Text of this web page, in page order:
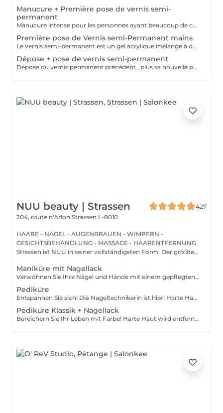
Manucure + Première pose de vernis semi-
permanent
Manucure intense pour les personnes ayant beaucoup de cuticules + appliquer vernis semi permanent.
Première pose de Vernis semi-Permanent mains
Le vernis semi-permanent est un gel acrylique mélangé à du vernis, appliqué sur l'ongle et durci par des UV. Il a la même texture qu'un vernis classique, est aussi liquide et a encore plus de brillance. Il reste impeccable, sans ternir et sans s'écailler jusqu'à 18 jours.
Dépose + pose de vernis semi-permanent
Dépose du vernis permanent précédent , plus sa nouvelle pose.
NUU beauty | Strassen
427
204, route d'Arlon Strassen L-8010
HAARE - NÄGEL - AUGENBRAUEN - WIMPERN -
GESICHTSBEHANDLUNG - MASSAGE - HAARENTFERNUNG
Strassen ist NUU in seiner vollständigsten Form. Der größte
Maniküre mit Nagellack
Verwöhnen Sie Ihre Nägel und Hände mit einem gepflegten und ordentlichen Erscheinungsbild! Unsere Technikerinnen werden effektiv abgestorbene Hautzellen entfernen, die Nägel in Form bringen und feilen sowie die äußere Oberfläche polieren. Am Ende dieser Behandlung wird ein regulärer Nagellack aufgetragen. Unsere Meisterinnen bieten klassische, Hardware- oder kombinierte Maniküre an. Wie wird die Maniküre mit regulärer Nagellack durchgeführt? - rauhe Haut wird entfernt - die Form der Nagelplatte wird korrigiert - die Nagelhaut und seitlichen Rillen werden korrigiert - Nagellack wird aufgetragen - Nagelhautöl und Handcreme werden aufgetragen Altersbeschränkungen: empfohlen ab 14 Jahren. Empfehlungen nach dem Eingriff: es gibt keine speziellen Empfehlungen nach diesem Verfahren. Frequenz: einmal in 3 Wochen.
Pediküre
Entspannen Sie sich! Die Nageltechnikerin ist hier! Harte Haut wird entfernt, die Füße werden mit tief pflegenden Cremes massiert, wodurch sie weicher und geschmeidiger werden. Die Nagelhaut wird ordentlich gemacht und die Fußnägel werden perfekt geformt. Unsere Meisterinnen führen eine Hardware-Pediküre durch. Wie wird die Pediküre ohne Nagellack durchgeführt? - rauhe Haut wird entfernt - die Form der Nagelplatte wird korrigiert - die Nagelhaut und seitlichen Rillen werden korrigiert - die Fersen werden gereinigt - Nagelhautöl und Fußcreme werden aufgetragen Altersbeschränkungen: empfohlen ab 14 Jahren. Empfehlungen nach dem Eingriff: es gibt keine speziellen Empfehlungen nach diesem Verfahren. Frequenz: einmal in 3-4 Wochen.
Pediküre Klassik + Nagellack
Bereichern Sie Ihr Leben mit Farbe! Harte Haut wird entfernt, die Füße werden mit tief pflegenden Cremes massiert, wodurch sie weicher und geschmeidiger werden. Die Nagelhaut wird ordentlich gemacht und die Fußnägel werden perfekt geformt. Am Ende dieser Behandlung wird regulärer Nagellack aufgetragen. Unsere Meisterinnen führen eine Hardware-Pediküre durch. Wie wird die Pediküre mit einfacher Nagellackierung durchgeführt? - rauhe Haut wird entfernt - die Form der Nagelplatte wird korrigiert - die Nagelhaut und seitlichen Rillen werden korrigiert - die Fersen werden gereinigt - nagellack wird aufgetragen - nagelhautöl und Fußcreme werden aufgetragen Altersbeschränkungen: empfohlen ab 14 Jahren. Empfehlungen nach dem Eingriff: es gibt keine speziellen Empfehlungen nach diesem Verfahren. Frequenz: einmal in 3-4 Wochen.